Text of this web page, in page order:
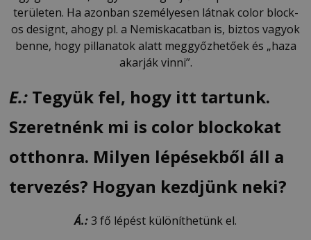
területen. Ha azonban személyesen látnak color block-
os designt, ahogy pl. a Nemiskacatban is, biztos vagyok
benne, hogy pillanatok alatt meggyőzhetőek és „haza
akarják vinni”.
E.: Tegyük fel, hogy itt tartunk.
Szeretnénk mi is color blockokat
otthonra. Milyen lépésekből áll a
tervezés? Hogyan kezdjünk neki?
Á.:3 fő lépést különíthetünk el.